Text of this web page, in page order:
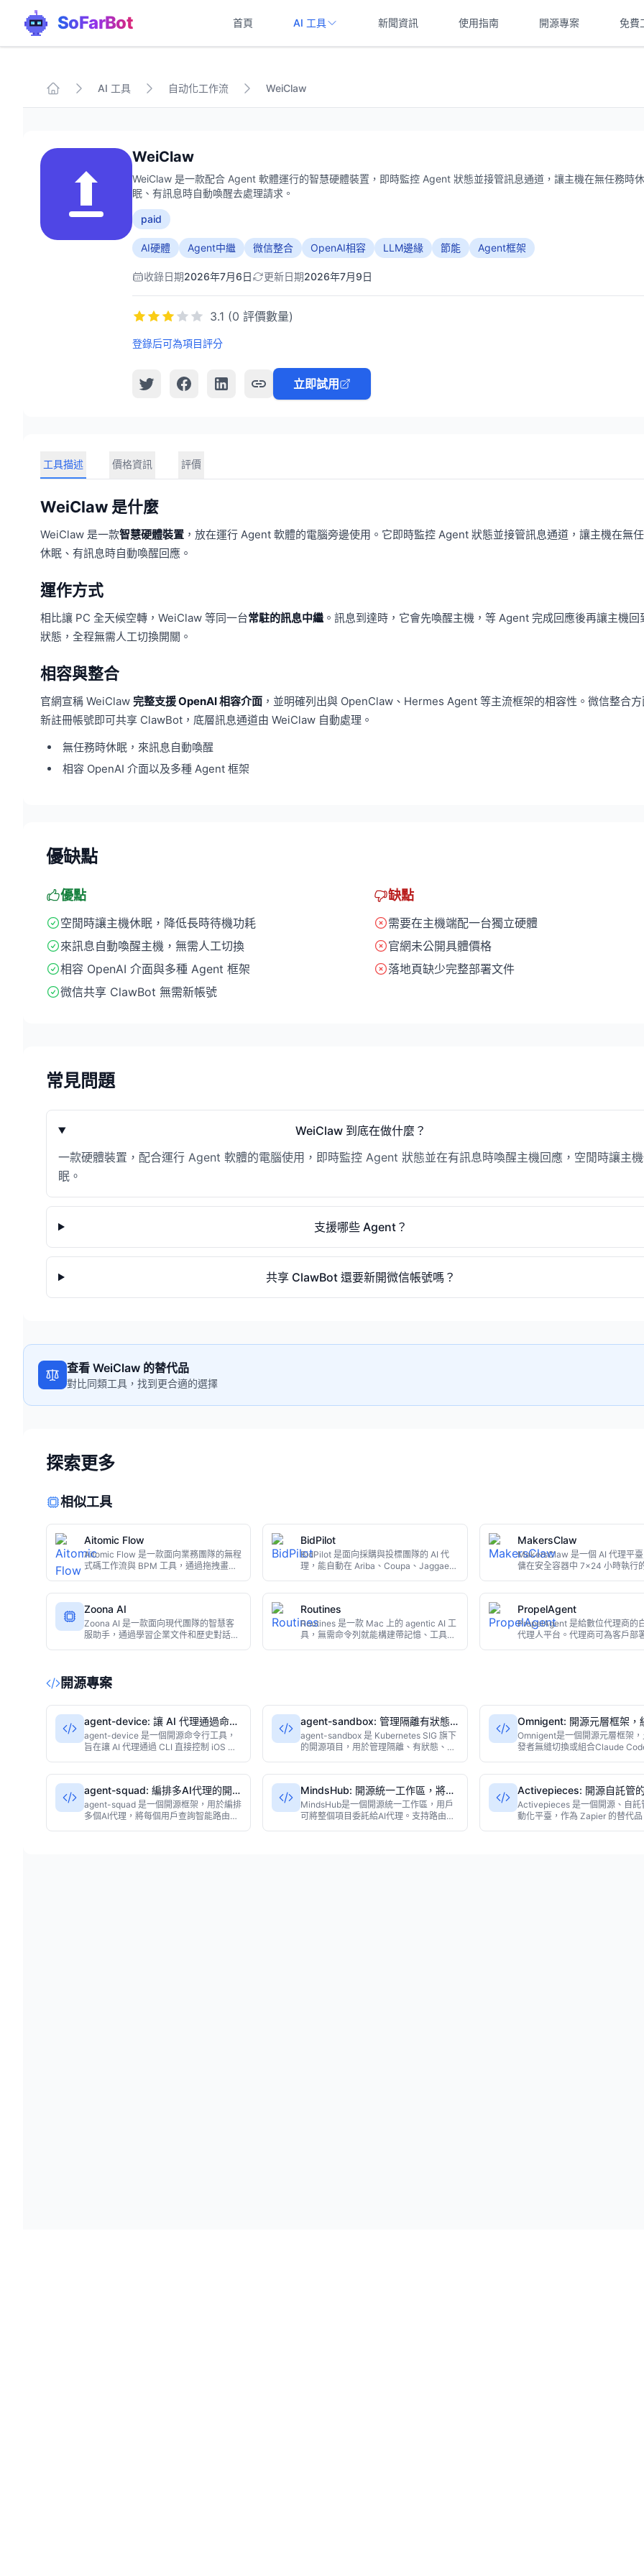
SoFarBot 首頁 AI 工具 新聞資訊 使用指南 開源專案 免費
AI 工具 自动化工作流 WeiClaw
WeiClaw
WeiClaw 是一款配合 Agent 軟體運行的智慧硬體裝置，即時監控 Agent 狀態並接管訊息通道，讓主機在無任務時休
眠、有訊息時自動喚醒去處理請求。
paid
AI硬體 Agent中繼 微信整合 OpenAI相容 LLM邊緣 節能 Agent框架
收錄日期2026年7月6日 更新日期2026年7月9日
3.1 (0 評價數量)
登錄后可為項目評分
立即試用
工具描述 價格資訊 評價
WeiClaw 是什麼
WeiClaw 是一款智慧硬體裝置 ，放在運行 Agent 軟體的電腦旁邊使用。它即時監控 Agent 狀態並接管訊息通道，讓主機在無
休眠、有訊息時自動喚醒回應。
運作方式
相比讓 PC 全天候空轉，WeiClaw 等同一台常駐的訊息中繼 。訊息到達時，它會先喚醒主機，等 Agent 完成回應後再讓主機回
狀態，全程無需人工切換開關。
相容與整合
官網宣稱 WeiClaw 完整支援 OpenAI 相容介面 ，並明確列出與 OpenClaw、Hermes Agent 等主流框架的相容性。微信整合
新註冊帳號即可共享 ClawBot，底層訊息通道由 WeiClaw 自動處理。
無任務時休眠，來訊息自動喚醒
相容 OpenAI 介面以及多種 Agent 框架
優缺點
優點
空閒時讓主機休眠，降低長時待機功耗
來訊息自動喚醒主機，無需人工切換
相容 OpenAI 介面與多種 Agent 框架
微信共享 ClawBot 無需新帳號
缺點
需要在主機端配一台獨立硬體
官網未公開具體價格
落地頁缺少完整部署文件
常見問題
WeiClaw 到底在做什麼？
一款硬體裝置，配合運行 Agent 軟體的電腦使用，即時監控 Agent 狀態並在有訊息時喚醒主機回應，空閒時讓主
眠。
支援哪些 Agent？
共享 ClawBot 還要新開微信帳號嗎？
查看 WeiClaw 的替代品
對比同類工具，找到更合適的選擇
探索更多
相似工具
Aitomic Flow
Aitomic Flow 是一款面向業務團隊的無程
式碼工作流與 BPM 工具，通過拖拽畫布
HR、財務、客服等需要審批流轉的部
門。
BidPilot
BidPilot 是面向採購與投標團隊的 AI 代
理，能自動在 Ariba、Coupa、Jaggaer
應商入駐流程。
MakersClaw
MakersClaw 是一個 AI 代理平
傭在安全容器中 7x24 小時執行
作的小團隊和獨立開發者。
Zoona AI
Zoona AI 是一款面向現代團隊的智慧客
服助手，通過學習企業文件和歷史對話，
率。
Routines
Routines 是一款 Mac 上的 agentic AI 工
具，無需命令列就能構建帶記憶、工具和
PropelAgent
PropelAgent 是給數位代理商的
代理人平台。代理商可為客戶部
開源專案
agent-device: 讓 AI 代理通過命令
行操控行動裝置
agent-device 是一個開源命令行工具，
旨在讓 AI 代理通過 CLI 直接控制 iOS 和
AI 與真實行動裝置交互的開發者和測試人
員。該項目採用 MIT 許可證，目前
GitHub 星標數為 2916。
agent-sandbox: 管理隔離有狀態
的AI代理運行時
agent-sandbox 是 Kubernetes SIG 旗下
的開源項目，用於管理隔離、有狀態、單
久狀態的 AI 應用，目前在 GitHub 上已獲
得超過 3100 顆星。
Omnigent: 開源元層框架，
代理
Omnigent是一個開源元層框架
發者無縫切換或組合Claude
用Apache-2.0許可證，在採集
2562個星標，適合需要多代理協
發團隊。
agent-squad: 編排多AI代理的開
源框架
agent-squad 是一個開源框架，用於編排
多個AI代理，將每個用戶查詢智能路由到
MindsHub: 開源統一工作區，將項
目委託給AI代理
MindsHub是一個開源統一工作區，用戶
可將整個項目委託給AI代理。支持路由工
Activepieces: 開源自託管
Zapier替代品
Activepieces 是一個開源、自託
動化平臺，作為 Zapier 的替代